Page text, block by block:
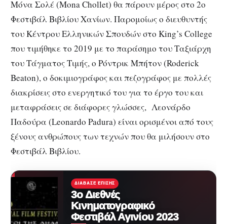
Μόνα Σολέ (Mona Chollet) θα πάρουν μέρος στο 2ο
Φεστιβάλ Βιβλίου Χανίων. Παρομοίως ο διευθυντής
του Κέντρου Ελληνικών Σπουδών στο King’s College
που τιμήθηκε το 2019 με το παράσημο του Ταξιάρχη
του Τάγματος Τιμής, ο Ρόντρικ Μπήτον (Roderick
Beaton), ο δοκιμιογράφος και πεζογράφος με πολλές
διακρίσεις στο ενεργητικό του για το έργο του και
μεταφράσεις σε διάφορες γλώσσες, Λεονάρδο
Παδούρα (Leonardo Padura) είναι ορισμένοι από τους
ξένους ανθρώπους των τεχνών που θα μιλήσουν στο
Φεστιβάλ Βιβλίου.
ΔΙΆΒΑΣΕ ΕΠΊΣΗΣ
3ο Διεθνές
Κινηματογραφικό
Φεστιβάλ Αγινίου 2023